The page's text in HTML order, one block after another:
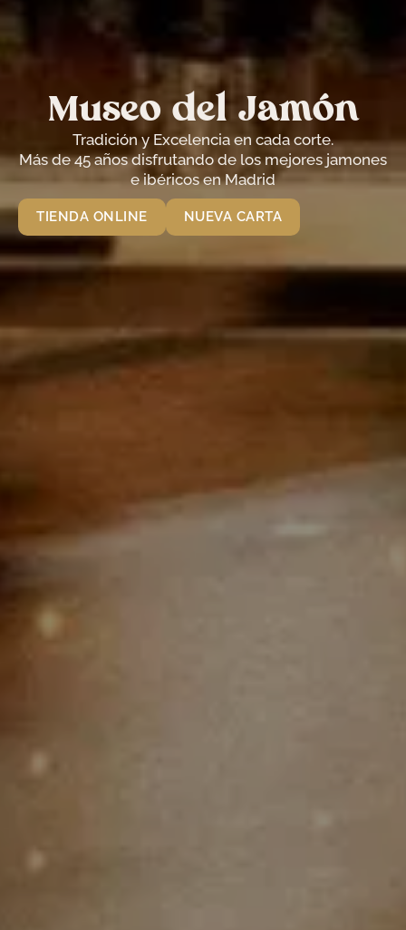
Museo del Jamón
Tradición y Excelencia en cada corte.
Más de 45 años disfrutando de los mejores jamones
e ibéricos en Madrid
TIENDA ONLINE NUEVA CARTA